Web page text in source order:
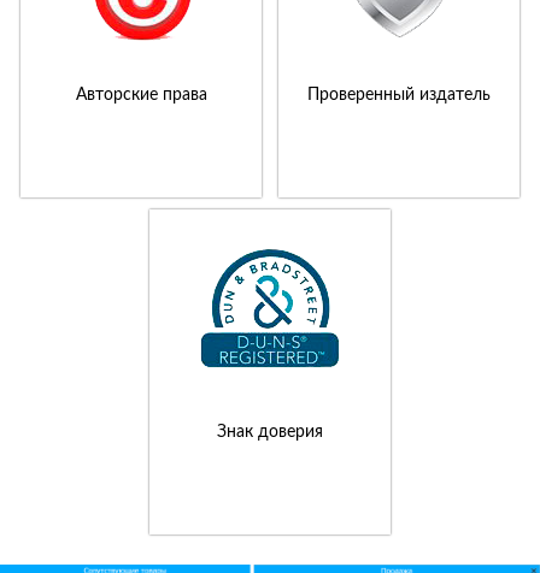
Авторские права Проверенный издатель
Знак доверия